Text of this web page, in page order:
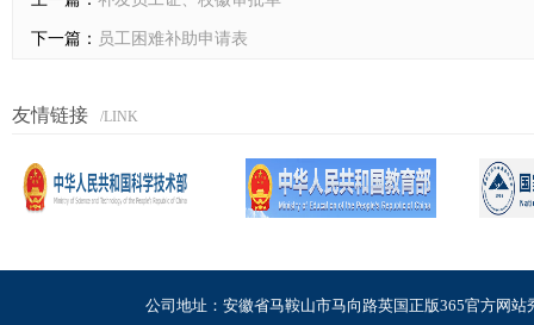
下一篇： 员工困难补助申请表
友情链接 /LINK
公司地址：安徽省马鞍山市马向路英国正版365官方网